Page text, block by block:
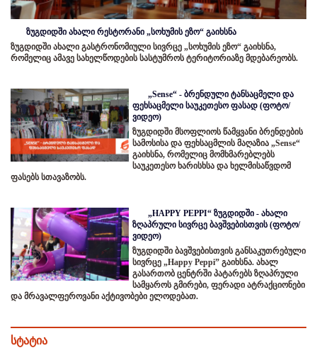
ზუგდიდში ახალი რესტორანი „სოხუმის ეზო“ გაიხსნა
ზუგდიდში ახალი გასტრონომიული სივრცე „სოხუმის ეზო“ გაიხსნა,
რომელიც ამავე სახელწოდების სასტუმროს ტერიტორიაზე მდებარეობს.
„Sense“ - ბრენდული ტანსაცმელი და
ფეხსაცმელი საუკეთესო ფასად (ფოტო/
ვიდეო)
ზუგდიდში მსოფლიოს წამყვანი ბრენდების
სამოსისა და ფეხსაცმლის მაღაზია „Sense“
გაიხსნა, რომელიც მომხმარებლებს
საუკეთესო ხარისხსა და ხელმისაწვდომ
ფასებს სთავაზობს.
„HAPPY PEPPI“ ზუგდიდში - ახალი
ზღაპრული სივრცე ბავშვებისთვის (ფოტო/
ვიდეო)
ზუგდიდში ბავშვებისთვის განსაკუთრებული
სივრცე „Happy Peppi” გაიხსნა. ახალ
გასართობ ცენტრში პატარებს ზღაპრული
სამყაროს გმირები, ფერადი ატრაქციონები
და მრავალფეროვანი აქტივობები ელოდებათ.
სტატია